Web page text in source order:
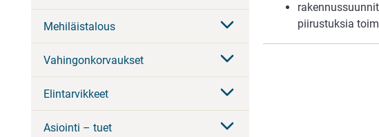
Mehiläistalous
Vahingonkorvaukset
Elintarvikkeet
Asiointi – tuet
piirustuksia